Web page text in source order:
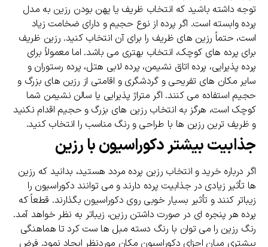
توجه داشته باشید که انتخاب ظریف یا پهن بودن رزین به مدل
پرده وابسته است. اگر پرده از نوع حجیم و دارای ضخامت زیاد
است، حتماً رزین های ظریف را برای آن انتخاب کنید. رزین ظریف
برای پرده های کوچک، انتخاب بهتری می باشد. اما معمولاً برای
پرده پذیرایی، پرده اتاق نشیمن، پرده لابی هتل، پرده رستوران و
سایر مکان های تفریحی و گردشگری و اقامتی از رزین های بزرگ و
حجیم استفاده می کنند. اگر متراژ پذیرایی یا سالن نشیمن شما
کوچک است، هرگز به انتخاب رزین های بزرگ و حجیم اقدام نکنید
و ظریف ترین رزین ها با طراحی و رنگ مناسب را انتخاب کنید.
جذابیت بیشتر دکوراسیون با رزین
اگر درباره خرید و انتخاب رزین پرده مردد هستید، بدانید که رزین
ها تأثیر زیادی در جذابیت پرده دارند و می توانند دکوراسیون را
زیباتر کنند و تأثیر بسیار خوبی روی دکوراسیون بگذارند. قطعاً که
پرده هر پنجره ای در صورت داشتن رزین، زیباتر به نظر خواهد آمد.
رنگ رزین را می توان با رنگ دسته مبل ها ست کرد تا هماهنگی
بیشتری میان اجزای دکوراسیون مکان موردنظر ایجاد نمود. فرض